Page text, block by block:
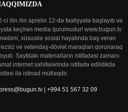
ci ilin ilin aprelin 12-də fəaliyyətə başlayıb və
keçirən media qurumudur! www.bugun.tv
xüsusilə sosial həyatında baş verən
və vətəndaş-dövlət maraqları qorunaraq
Saytdakı materialların istifadəsi zamanı
internet səhifələrində istifadə edildikdə
ilə istinad mütləqdir.
| +994 51 567 32 09